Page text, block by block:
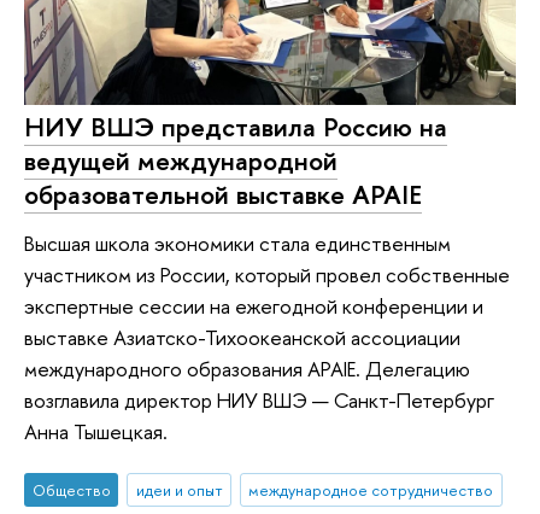
НИУ ВШЭ представила Россию на
ведущей международной
образовательной выставке APAIE
Высшая школа экономики стала единственным
участником из России, который провел собственные
экспертные сессии на ежегодной конференции и
выставке Азиатско-Тихоокеанской ассоциации
международного образования APAIE. Делегацию
возглавила директор НИУ ВШЭ — Санкт-Петербург
Анна Тышецкая.
Общество идеи и опыт международное сотрудничество